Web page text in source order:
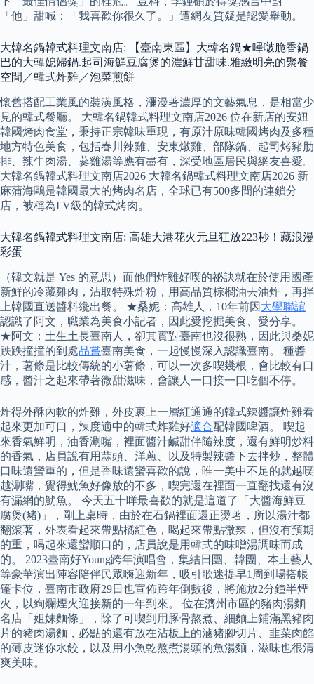
「他」甜喊：「我喜歡你很久了。」遭網友質疑是認愛舉動。
大韓名鍋韓式料理文南店: 【臺南東區】大韓名鍋★嗶啵脆香鍋
巴的大韓媳婦鍋.起司海鮮豆腐煲的濃鮮甘甜味.雅緻明亮的聚餐
空間／韓式炸雞／泡菜煎餅
懷舊搭配工業風的裝潢風格，瀰漫著濃厚的文藝氣息，是相當少
見的韓式餐廳。 大韓名鍋韓式料理文南店2026 位在新店的安妞
韓國烤肉食堂，秉持正宗韓味重現，有原汁原味韓國烤肉及多種
地方特色美食，包括春川辣雞、安東燉雞、部隊鍋、起司烤豬肋
排、辣牛肉湯、蔘雞湯等應有盡有，深受地區居民與網友喜愛。
大韓名鍋韓式料理文南店2026 大韓名鍋韓式料理文南店2026 新
麻蒲海鷗是韓國最大的烤肉名店，全球已有500多間的連鎖分
店，被稱為LV級的韓式烤肉。
大韓名鍋韓式料理文南店: 高雄大港花火元旦狂放223秒！藏浪漫
彩蛋
（韓文就是 Yes 的意思）而他們炸雞好喫的祕訣就在於使用國產
新鮮的冷藏雞肉，沾取特殊炸粉，用高品質棕櫚油去油炸，再拌
上韓國直送醬料纔出餐。 ★桑妮：高雄人，10年前因 大學聯誼
認識了阿文，職業為美食小記者，因此愛挖掘美食、愛分享。
★阿文：土生土長臺南人，卻其實對臺南也沒很熟，因此與桑妮
跌跌撞撞的到處品嘗臺南美食，一起慢慢深入認識臺南。 種醬
汁，薯條是比較傳統的小薯條，可以一次多喫幾根，會比較有口
感，醬汁之起來帶著微甜滋味，會讓人一口接一口吃個不停。
炸得外酥內軟的炸雞，外皮裹上一層紅通通的韓式辣醬讓炸雞看
起來更加可口，辣度適中的韓式炸雞好適合配韓國啤酒。 喫起
來香氣鮮明，油香涮嘴，裡面醬汁鹹甜伴隨辣度，還有鮮明炒料
的香氣，店員說有用蒜頭、洋蔥、以及特製辣醬下去拌炒，整體
口味還蠻重的，但是香味還蠻喜歡的說，唯一美中不足的就越喫
越涮嘴，覺得魷魚好像放的不多，喫完還在裡面一直翻找還有沒
有漏網的魷魚。 今天五十咩最喜歡的就是這道了「大醬海鮮豆
腐煲(豬)」，剛上桌時，由於在石鍋裡面還正燙著，所以湯汁都
翻滾著，外表看起來帶點橘紅色，喝起來帶點微辣，但沒有預期
的重，喝起來還蠻順口的，店員說是用韓式的味噌湯調味而成
的。 2023臺南好Young跨年演唱會，集結日團、韓團、本土藝人
等豪華演出陣容陪伴民眾嗨迎新年，吸引歌迷提早1周到場搭帳
篷卡位，臺南市政府29日也宣佈跨年倒數後，將施放2分鐘半煙
火，以絢爛煙火迎接新的一年到來。 位在濟州市區的豬肉湯麵
名店「姐妹麵條」，除了可喫到用豚骨熬煮、細麵上鋪滿黑豬肉
片的豬肉湯麵，必點的還有放在沾板上的滷豬腳切片、韭菜肉餡
的薄皮迷你水餃，以及用小魚乾熬煮湯頭的魚湯麵，滋味也很清
爽美味。